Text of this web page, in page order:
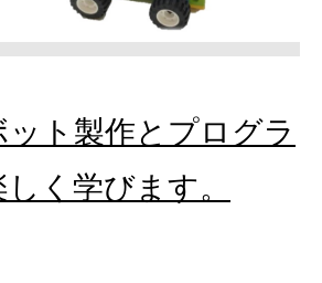
ット製作とプログラ
く学びます。